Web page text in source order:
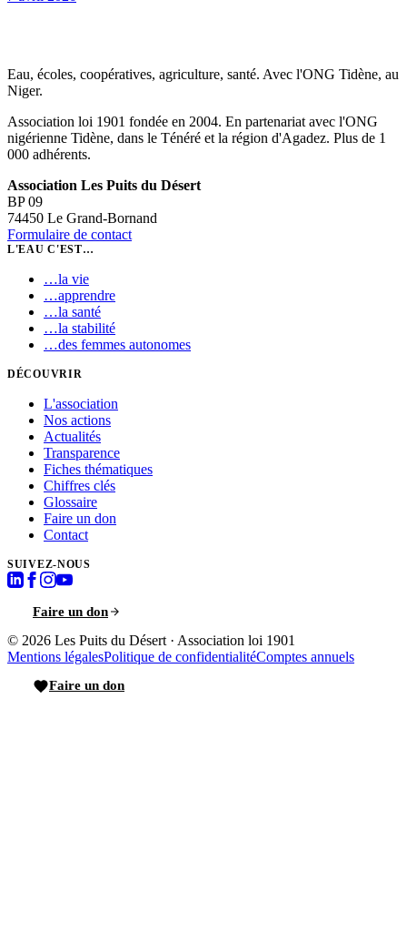
Eau, écoles, coopératives, agriculture, santé. Avec l'ONG Tidène, au
Niger.
Association loi 1901 fondée en 2004. En partenariat avec l'ONG
nigérienne Tidène, dans le Ténéré et la région d'Agadez. Plus de 1
000 adhérents.
Association Les Puits du Désert
BP 09
74450 Le Grand-Bornand
Formulaire de contact
L'EAU C'EST…
…la vie
…apprendre
…la santé
…la stabilité
…des femmes autonomes
DÉCOUVRIR
L'association
Nos actions
Actualités
Transparence
Fiches thématiques
Chiffres clés
Glossaire
Faire un don
Contact
SUIVEZ-NOUS
Faire un don
© 2026 Les Puits du Désert · Association loi 1901
Mentions légalesPolitique de confidentialitéComptes annuels
Faire un don